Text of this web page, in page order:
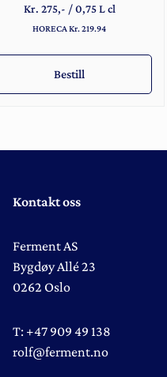
Bestill
Kr. 275,- /0,75 L cl
HORECA Kr. 219.94
Kontakt oss
Ferment AS
Bygdøy Allé 23
0262 Oslo
T: +47 909 49 138
rolf@ferment.no